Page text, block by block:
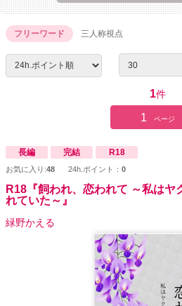
フリーワード 三人称視点
1件
1 ページ
長編 完結 R18
お気に入り:48 24h.ポイント： 0
R18『飼われ、恋われて ～私はヤ
れていた～』
緑野かえる